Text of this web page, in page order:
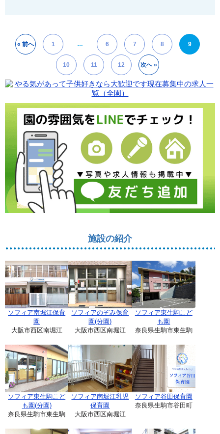
投
ビ
ゲ
ー
ン
« 前へ 1 … 6 7 8 9
10 11 12 次へ »
施設の紹介
ソフィア南堀江保育
園
大阪市西区南堀江
ソフィアのぞみ保育
園(分園)
大阪市西区南堀江
ソフィア東生駒こど
も園
奈良県生駒市東生駒
ソフィア東生駒こど
も園(分園)
奈良県生駒市東生駒
ソフィア南堀江乳児
保育園
大阪市西区南堀江
ソフィア谷田保育園
奈良県生駒市谷田町